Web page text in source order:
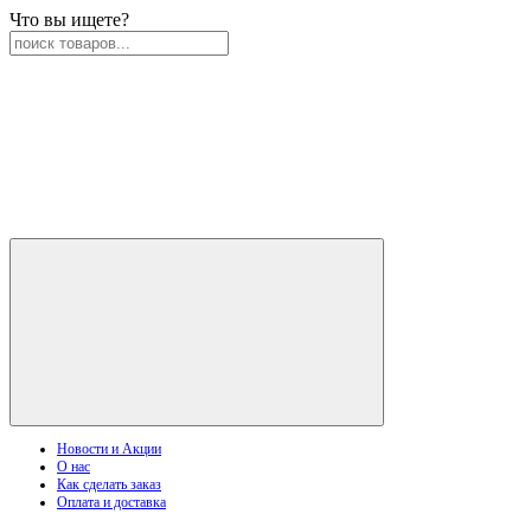
Что вы ищете?
Новости и Акции
О нас
Как сделать заказ
Оплата и доставка